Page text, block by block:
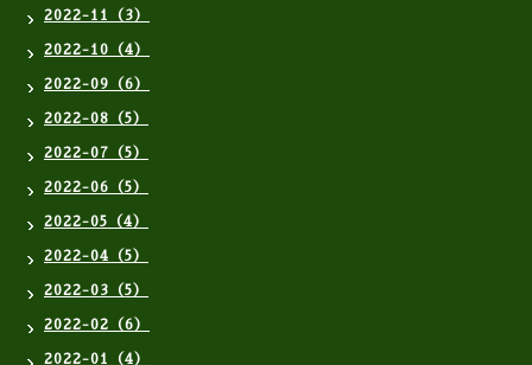
2022-11（3）
2022-10（4）
2022-09（6）
2022-08（5）
2022-07（5）
2022-06（5）
2022-05（4）
2022-04（5）
2022-03（5）
2022-02（6）
2022-01（4）